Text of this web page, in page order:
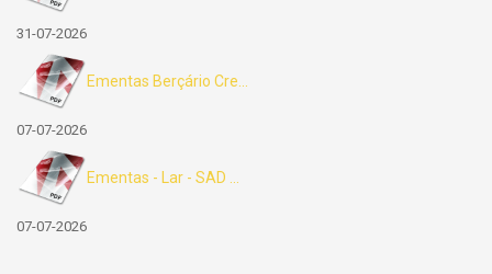
31-07-2026
Ementas Berçário Cre...
07-07-2026
Ementas - Lar - SAD ...
07-07-2026